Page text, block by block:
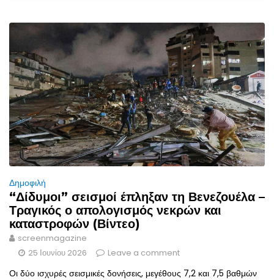
Δημοφιλή
“Δίδυμοι” σεισμοί έπληξαν τη Βενεζουέλα –
Τραγικός ο απολογισμός νεκρών και
καταστροφών (Βίντεο)
screenmagazine
25 Ιουνίου 2026
Leave a comment
Οι δύο ισχυρές σεισμικές δονήσεις, μεγέθους 7,2 και 7,5 βαθμών